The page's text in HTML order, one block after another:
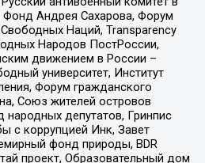
Андрея Сахарова, Форум
Наций, Transparеncy
Народов ПостРоссии,
движением в России –
университет, Институт
Форум гражданского
Союз жителей островов
депутатов, Гринпис
с коррупцией Инк, Завет
фонд природы, BDR
проект, Образовательный дом